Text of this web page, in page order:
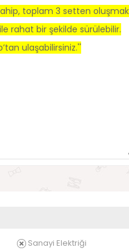
toplam 3 setten
rahat bir şekilde sürülebilir.
ulaşabilirsiniz.''
Sanayi Elektriği